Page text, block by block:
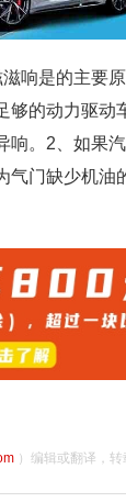
响是的主要
的动力驱
。2、如果
门缺少机
）编辑或翻译，转